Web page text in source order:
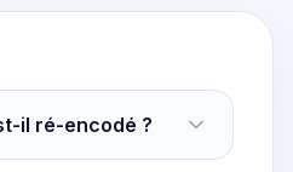
il ré-encodé ?